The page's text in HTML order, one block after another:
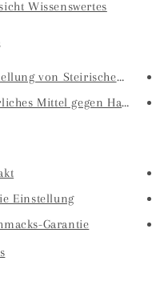
Wissenswertes
von Steirischem Kü...
Mittel gegen Haara...
Einstellung
Garantie